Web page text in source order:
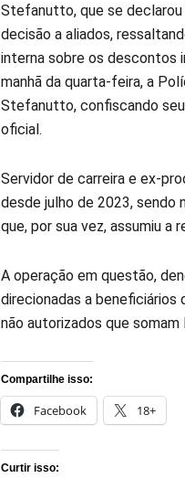
Stefanutto, que se declarou
decisão a aliados,
interna sobre os descontos
manhã da quarta-feira, a
Stefanutto, confiscando
oficial.
Servidor de carreira e ex-
desde julho de 2023, sendo
que, por sua vez, assumiu a
A operação em questão,
direcionadas a
não autorizados que
Compartilhe isso:
Facebook 18+
Curtir isso: